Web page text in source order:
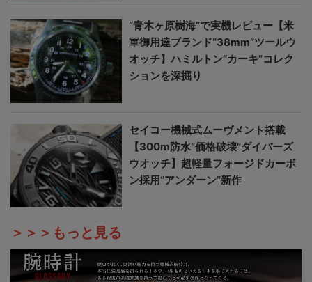
“青木ヶ原樹海”で実機レビュー【米
軍御用達ブランド“38mm”ツールウ
オッチ】ハミルトン“カーキ”コレク
ションを深掘り
セイコー機械式ムーヴメント搭載
【300m防水“価格破壊”ダイバーズ
ウオッチ】超軽量フォージドカーボ
ン採用“アンダーン”新作
＞＞＞もっと見る